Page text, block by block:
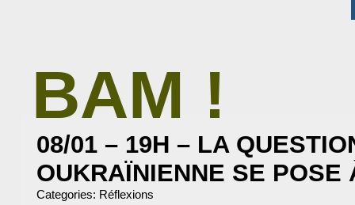
BAM !
08/01 – 19H – LA
OUKRAÏNIENNE SE POSE
Categories: Réflexions